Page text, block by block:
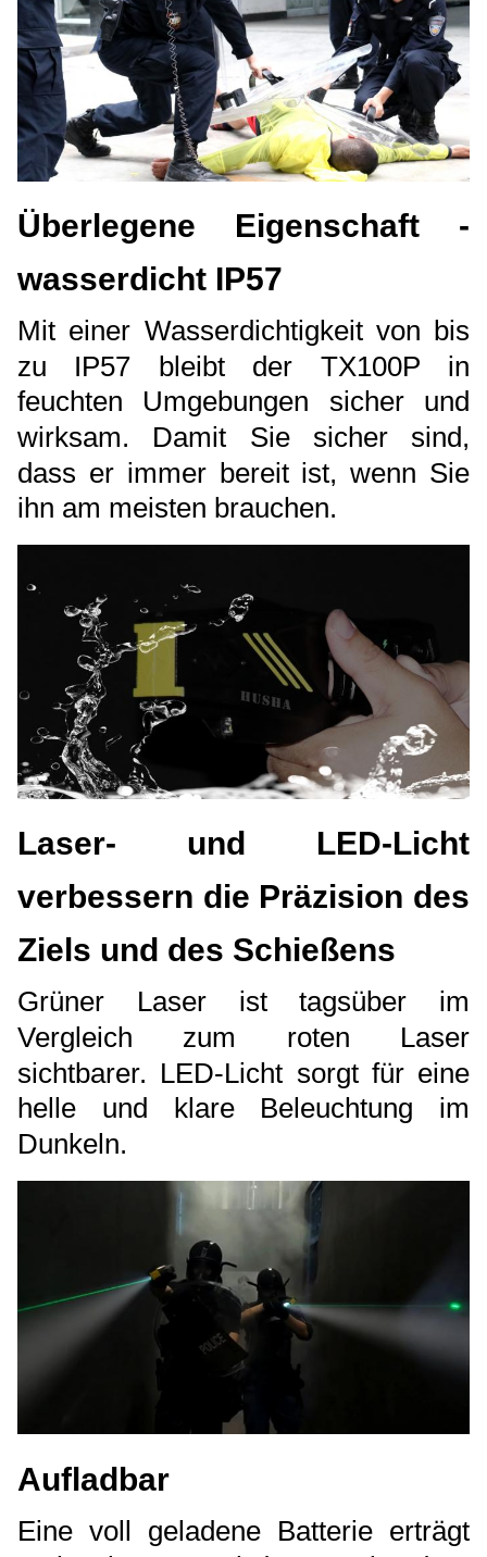
Überlegene Eigenschaft -
wasserdicht IP57
Mit einer Wasserdichtigkeit von bis
zu IP57 bleibt der TX100P in
feuchten Umgebungen sicher und
wirksam. Damit Sie sicher sind,
dass er immer bereit ist, wenn Sie
ihn am meisten brauchen.
Laser- und LED-Licht
verbessern die Präzision des
Ziels und des Schießens
Grüner Laser ist tagsüber im
Vergleich zum roten Laser
sichtbarer. LED-Licht sorgt für eine
helle und klare Beleuchtung im
Dunkeln.
Aufladbar
Eine voll geladene Batterie erträgt